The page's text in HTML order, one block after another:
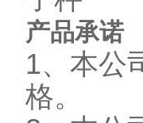
产品承诺
1、本公
格。